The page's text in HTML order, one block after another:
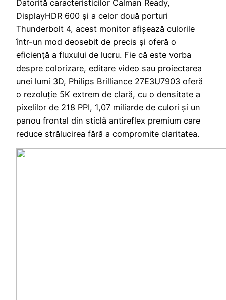
Datorită caracteristicilor Calman Ready,
DisplayHDR 600 și a celor două porturi
Thunderbolt 4, acest monitor afișează culorile
într-un mod deosebit de precis și oferă o
eficiență a fluxului de lucru. Fie că este vorba
despre colorizare, editare video sau proiectarea
unei lumi 3D, Philips Brilliance 27E3U7903 oferă
o rezoluție 5K extrem de clară, cu o densitate a
pixelilor de 218 PPI, 1,07 miliarde de culori și un
panou frontal din sticlă antireflex premium care
reduce strălucirea fără a compromite claritatea.